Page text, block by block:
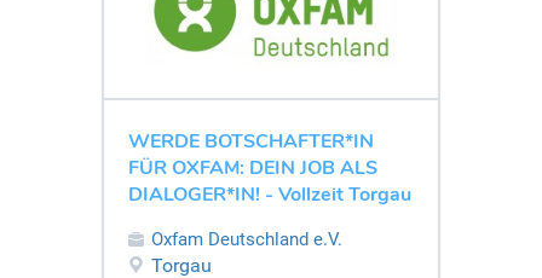
WERDE BOTSCHAFTER*IN
FÜR OXFAM: DEIN JOB ALS
DIALOGER*IN! - Vollzeit Torgau
Oxfam Deutschland e.V.
Torgau